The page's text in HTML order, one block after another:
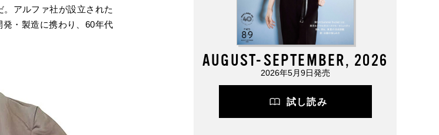
アルファ社が設立された
・製造に携わり、60年代
AUGUST-SEPTEMBER, 2026
2026年5月9日発売
試し読み